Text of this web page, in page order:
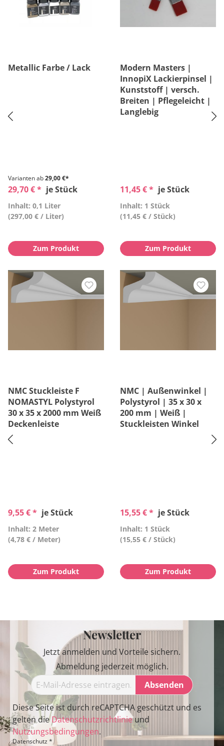
Metallic Farbe / Lack
Varianten ab29,00 €*
29,70 € * je Stück
Inhalt: 0,1 Liter
(297,00 € / Liter)
Zum Produkt
Modern Masters |
InnopiX Lackierpinsel |
Kunststoff | versch.
Breiten | Pflegeleicht |
Langlebig
11,45 € * je Stück
Inhalt: 1 Stück
(11,45 € / Stück)
Zum Produkt
NMC Stuckleiste F
NOMASTYL Polystyrol
30 x 35 x 2000 mm Weiß
Deckenleiste
9,55 € * je Stück
Inhalt: 2 Meter
(4,78 € / Meter)
Zum Produkt
NMC | Außenwinkel |
Polystyrol | 35 x 30 x
200 mm | Weiß |
Stuckleisten Winkel
15,55 € * je Stück
Inhalt: 1 Stück
(15,55 € / Stück)
Zum Produkt
Newsletter
Jetzt anmelden und Vorteile sichern.
Abmeldung jederzeit möglich.
Absenden
Diese Seite ist durch reCAPTCHA geschützt und es
gelten dieDatenschutzrichtlinieund
Nutzungsbedingungen.
Datenschutz *